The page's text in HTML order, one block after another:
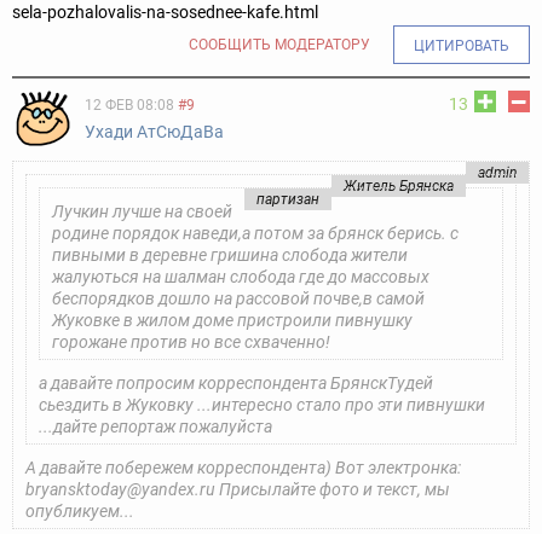
sela-pozhalovalis-na-sosednee-kafe.html
СООБЩИТЬ МОДЕРАТОРУ ЦИТИРОВАТЬ
13
12 ФЕВ 08:08 #9
Ухади АтСюДаВа
admin
Житель Брянска
партизан
Лучкин лучше на своей
родине порядок наведи,а потом за брянск берись. с
пивными в деревне гришина слобода жители
жалуються на шалман слобода где до массовых
беспорядков дошло на рассовой почве,в самой
Жуковке в жилом доме пристроили пивнушку
горожане против но все схваченно!
а давайте попросим корреспондента БрянскТудей
сьездить в Жуковку ...интересно стало про эти пивнушки
...дайте репортаж пожалуйста
А давайте побережем корреспондента) Вот электронка:
bryansktoday@yandex.ru Присылайте фото и текст, мы
опубликуем...